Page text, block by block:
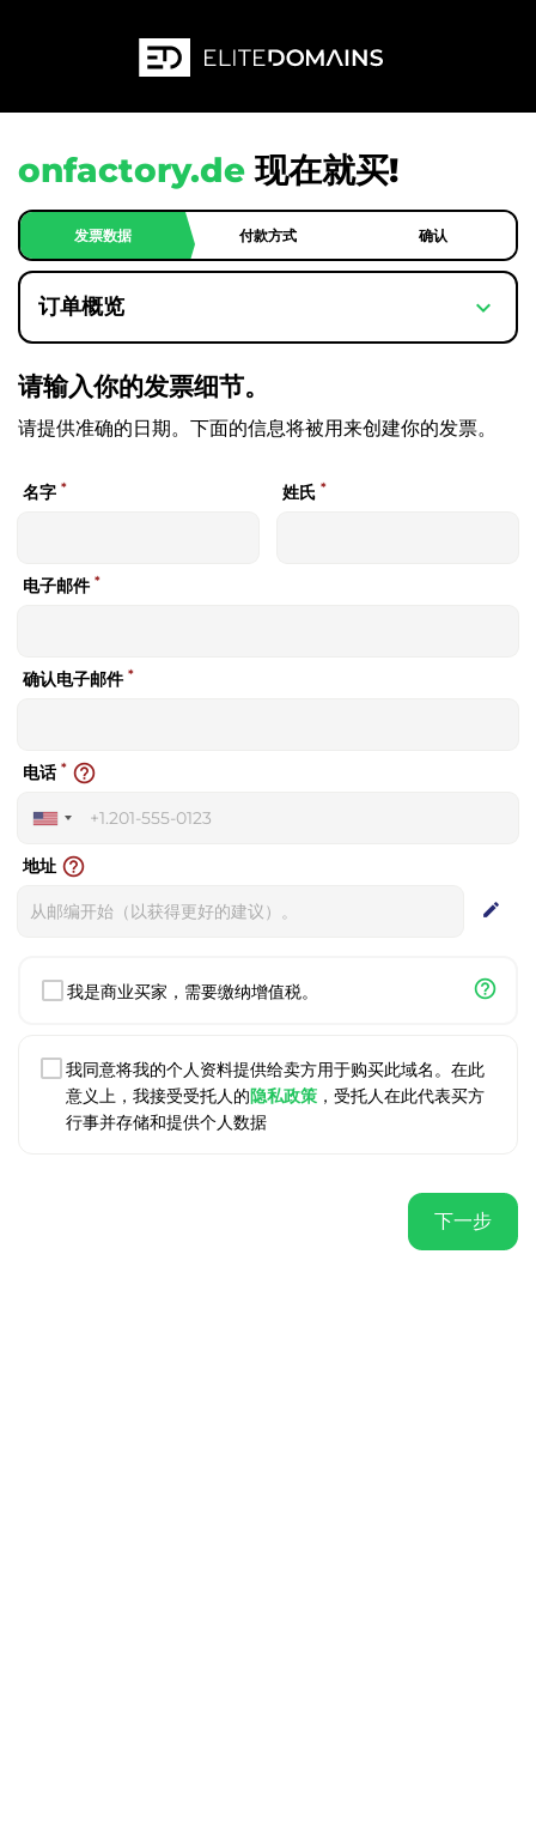
onfactory.de 现在就买!
发票数据 付款方式 确认
订单概览 expand_more
请输入你的发票细节。
请提供准确的日期。下面的信息将被用来创建你的发票。
名字 * 姓氏 *
电子邮件 *
确认电子邮件 *
United
States
+1
电话 * help_outline
地址 help_outline
edit
我是商业买家，需要缴纳增值税。 help_outline
我同意将我的个人资料提供给卖方用于购买此域名。在此
意义上，我接受受托人的隐私政策 ，受托人在此代表买方
行事并存储和提供个人数据
下一步